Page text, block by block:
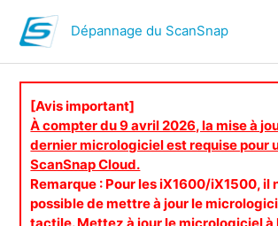
Dépannage du ScanSnap
[Avis important]
À compter du 9 avril 2026, la mise à
dernier micrologiciel est requise pour
ScanSnap Cloud.
Remarque : Pour les iX1600/iX1500, il
possible de mettre à jour le